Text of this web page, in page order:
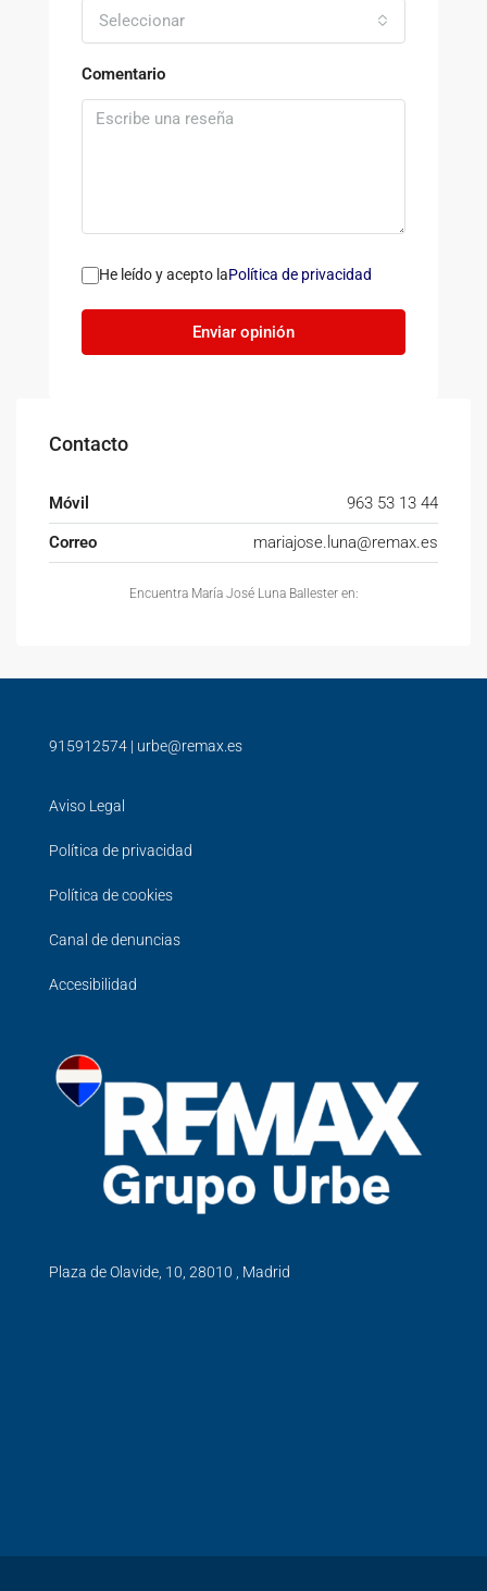
Seleccionar
Comentario
He leído y acepto laPolítica de privacidad
Enviar opinión
Contacto
Móvil
963 53 13 44
Correo
mariajose.luna@remax.es
Encuentra María José Luna Ballester en:
915912574 | urbe@remax.es
Aviso Legal
Política de privacidad
Política de cookies
Canal de denuncias
Accesibilidad
Plaza de Olavide, 10, 28010 , Madrid